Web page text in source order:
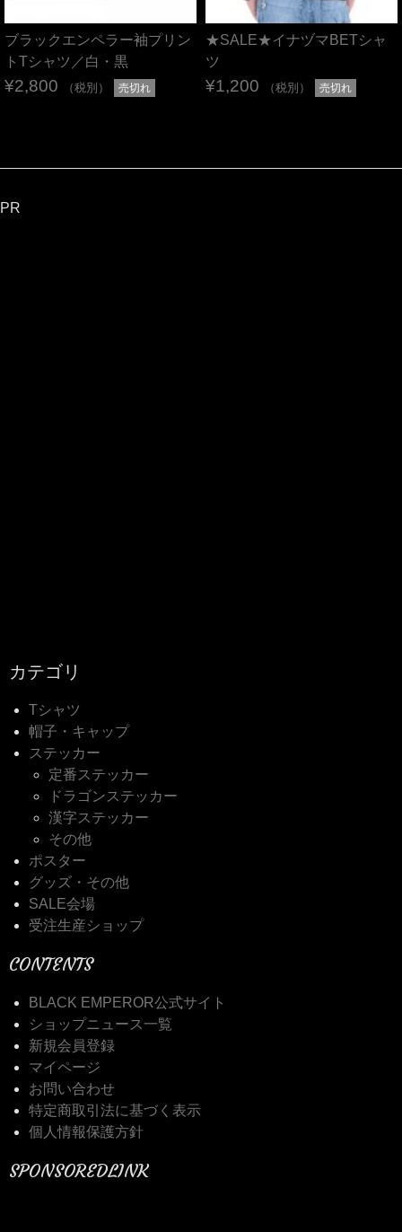
ブラックエンペラー袖プリン
トTシャツ／白・黒
¥2,800 （税別） 売切れ
★SALE★イナヅマBETシャ
ツ
¥1,200 （税別） 売切れ
PR
カテゴリ
Tシャツ
帽子・キャップ
ステッカー
定番ステッカー
ドラゴンステッカー
漢字ステッカー
その他
ポスター
グッズ・その他
SALE会場
受注生産ショップ
CONTENTS
BLACK EMPEROR公式サイト
ショップニュース一覧
新規会員登録
マイページ
お問い合わせ
特定商取引法に基づく表示
個人情報保護方針
SPONSOREDLINK